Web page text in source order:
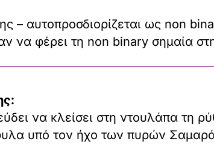
– αυτοπροσδιορίζεται ως non
να φέρει τη non binary σημαία
να κλείσει στη ντουλάπα τη
υπό τον ήχο των πυρών